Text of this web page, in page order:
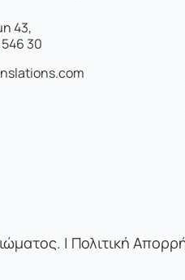
43,
30
| Πολιτική